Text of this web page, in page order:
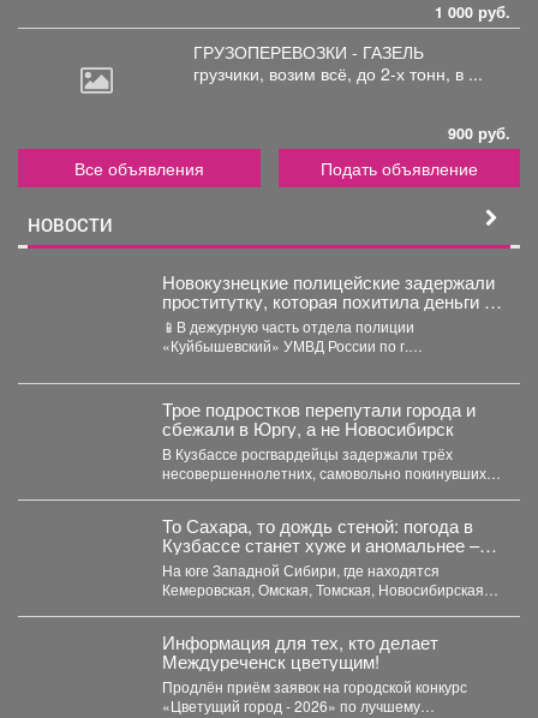
1 000 руб.
ГРУЗОПЕРЕВОЗКИ - ГАЗЕЛЬ
грузчики, возим всё, до 2-х тонн, в ...
900 руб.
Все объявления Подать объявление
НОВОСТИ
Новокузнецкие полицейские задержали
проститутку, которая похитила деньги у
клиента
📱В дежурную часть отдела полиции
«Куйбышевский» УМВД России по г.
житель....
Трое подростков перепутали города и
сбежали в Юргу, а не Новосибирск
В Кузбассе росгвардейцы задержали трёх
несовершеннолетних, самовольно покинувших
То Сахара, то дождь стеной: погода в
Кузбассе станет хуже и аномальнее –
причина
На юге Западной Сибири, где находятся
Кемеровская, Омская, Томская, Новосибирская
Информация для тех, кто делает
Междуреченск цветущим!
Продлён приём заявок на городской конкурс
«Цветущий город - 2026» по лучшему